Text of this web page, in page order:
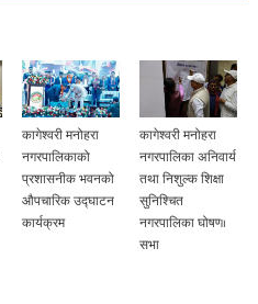
कागेश्वरी मनोहरा
नगरपालिकाको
प्रशासनीक भवनको
औपचारिक उद्घाटन
कार्यक्रम
कागेश्वरी मनोहरा
नगरपालिका अनिवार्य
तथा निशुल्क शिक्षा
सुनिश्चित
नगरपालिका घोषणा
सभा